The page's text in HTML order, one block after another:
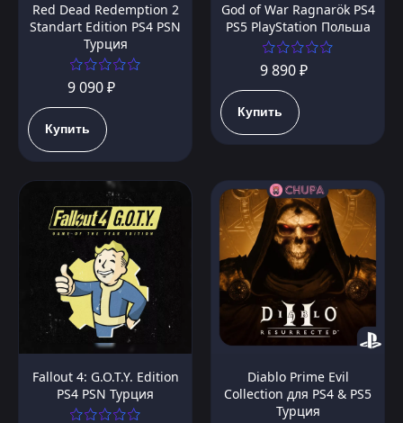
Red Dead Redemption 2
Standart Edition PS4 PSN
Турция
9 090 ₽
Купить
God of War Ragnarök PS4
PS5 PlayStation Польша
9 890 ₽
Купить
Fallout 4: G.O.T.Y. Edition
PS4 PSN Турция
Diablo Prime Evil
Collection для PS4 & PS5
Турция